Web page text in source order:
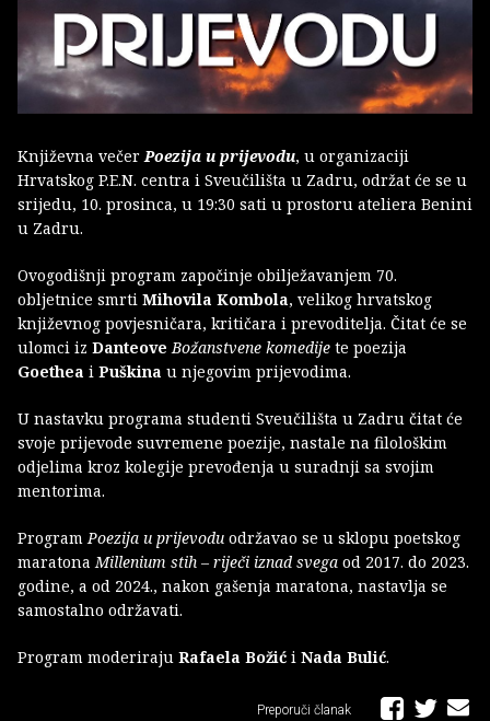
Književna večerPoezija u prijevodu, u organizaciji
Hrvatskog P.E.N. centra i Sveučilišta u Zadru, održat će se u
srijedu, 10. prosinca, u 19:30 sati u prostoru ateliera Benini
u Zadru.
Ovogodišnji program započinje obilježavanjem 70.
obljetnice smrti Mihovila Kombola, velikog hrvatskog
književnog povjesničara, kritičara i prevoditelja. Čitat će se
ulomci iz DanteoveBožanstvene komedije te poezija
Goethea i Puškina u njegovim prijevodima.
U nastavku programa studenti Sveučilišta u Zadru čitat će
svoje prijevode suvremene poezije, nastale na filološkim
odjelima kroz kolegije prevođenja u suradnji sa svojim
mentorima.
ProgramPoezija u prijevodu održavao se u sklopu poetskog
maratona Millenium stih – riječi iznad svega od 2017. do 2023.
godine, a od 2024., nakon gašenja maratona, nastavlja se
samostalno održavati.
Program moderiraju Rafaela Božić i Nada Bulić.
Preporuči članak